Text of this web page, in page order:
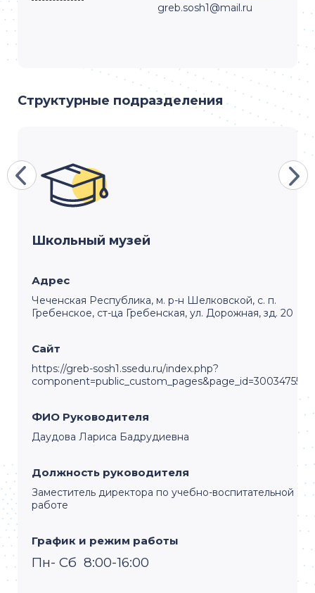
greb.sosh1@mail.ru
Структурные подразделения
Школьный музей
Адрес
Чеченская Республика, м. р-н Шелковской, с. п.
Гребенское, ст-ца Гребенская, ул. Дорожная, зд. 20
Сайт
https://greb-sosh1.ssedu.ru/index.php?
component=public_custom_pages&page_id=30034755
ФИО Руководителя
Даудова Лариса Бадрудиевна
Должность руководителя
Заместитель директора по учебно-воспитательной
работе
График и режим работы
Пн- Сб 8:00-16:00